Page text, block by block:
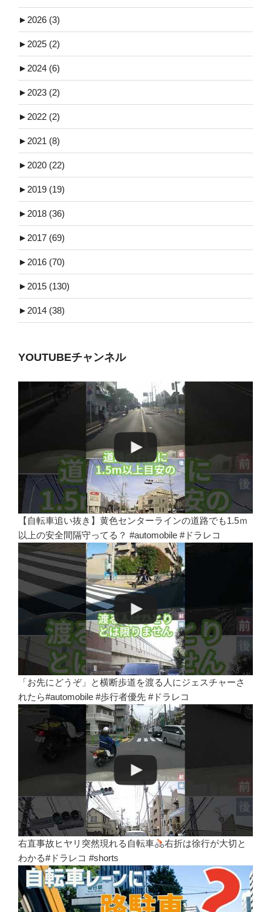
► 2026 (3)
► 2025 (2)
► 2024 (6)
► 2023 (2)
► 2022 (2)
► 2021 (8)
► 2020 (22)
► 2019 (19)
► 2018 (36)
► 2017 (69)
► 2016 (70)
► 2015 (130)
► 2014 (38)
YOUTUBEチャンネル
【自転車追い抜き】黄色センターラインの道路でも1.5ｍ
以上の安全間隔守ってる？ #automobile #ドラレコ
「お先にどうぞ」と横断歩道を渡る人にジェスチャーさ
れたら#automobile #歩行者優先 #ドラレコ
右直事故ヒヤリ突然現れる自転車
右折は徐行が大切と
わかる#ドラレコ #shorts